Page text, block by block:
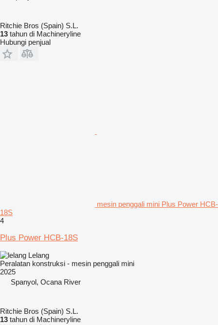
Ritchie Bros (Spain) S.L.
13 tahun di Machineryline
Hubungi penjual
mesin penggali mini Plus Power HCB-
18S
4
Plus Power HCB-18S
Lelang
Peralatan konstruksi - mesin penggali mini
2025
Spanyol, Ocana River
Ritchie Bros (Spain) S.L.
13 tahun di Machineryline